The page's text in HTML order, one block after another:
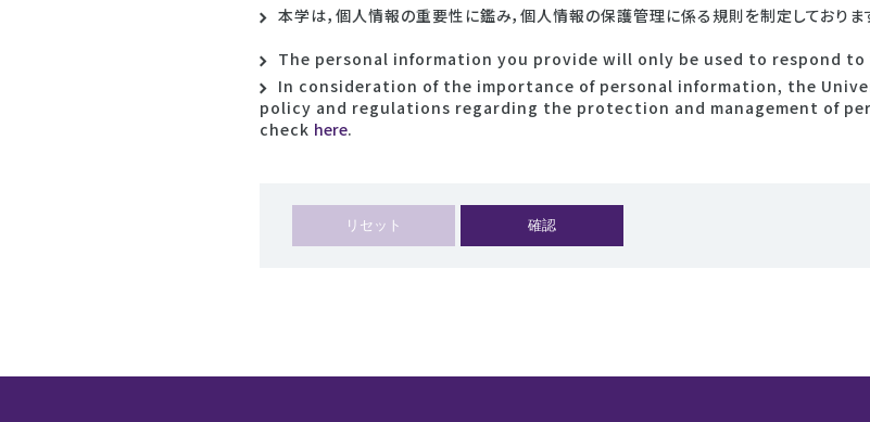
本学は，個人情報の重要性に鑑み，個人情報の保護管理に係る規則を制定しておりま
The personal information you provide will only be used to respond
In consideration of the importance of personal information, the
policy and regulations regarding the protection and management of
check here.